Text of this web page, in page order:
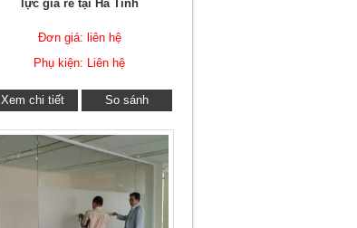
lực giá rẻ tại Hà Tĩnh
Đơn giá: liên hệ
Phụ kiện: Liên hệ
Xem chi tiết So sánh